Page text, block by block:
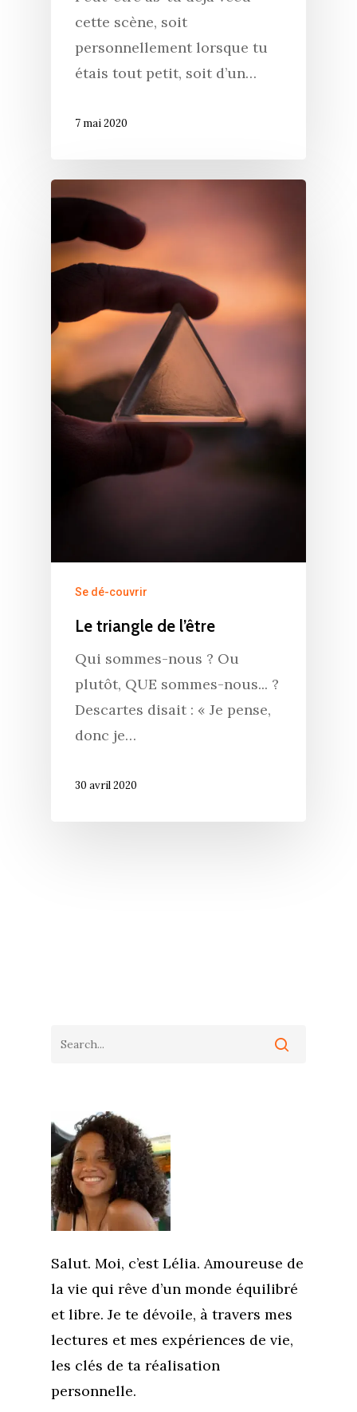
cette scène, soit
personnellement lorsque tu
étais tout petit, soit d’un…
7 mai 2020
Se dé-couvrir
Le triangle de l’être
Qui sommes-nous ? Ou
plutôt, QUE sommes-nous... ?
Descartes disait : « Je pense,
donc je…
30 avril 2020
Salut. Moi, c’est Lélia. Amoureuse de
la vie qui rêve d’un monde équilibré
et libre. Je te dévoile, à travers mes
lectures et mes expériences de vie,
les clés de ta réalisation
personnelle.
Commence ici
La Boussole
Libération
Renaissance
Amour & Guérison
Membership
Contact